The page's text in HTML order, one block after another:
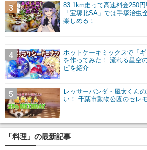
83.1km走って高速料金250
「宝塚北SA」では手塚治虫
楽しめる！
3
ホットケーキミックスで「ギ
を作ってみた！ 流れる星空
ピを紹介
4
レッサーパンダ・風太くん
い！ 千葉市動物公園のセレ
5
「料理」の最新記事